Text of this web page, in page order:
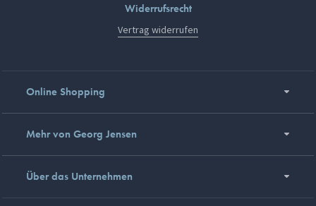
Widerrufsrecht
Vertrag widerrufen
Online Shopping
Mehr von Georg Jensen
Über das Unternehmen